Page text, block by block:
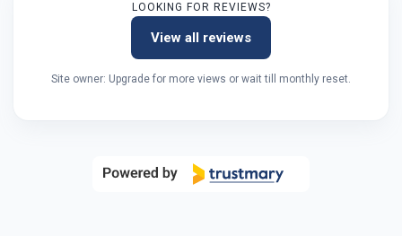
LOOKING FOR REVIEWS?
View all reviews
Site owner: Upgrade for more views or wait till monthly reset.